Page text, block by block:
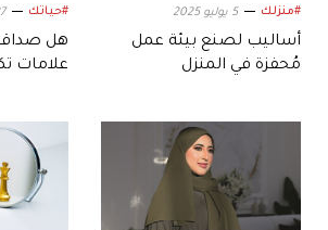
#منزلك 5 يوليو 2025
أساليب لصنع بيئة عمل
مُحفزة في المنزل
#حياتك 27
علامات